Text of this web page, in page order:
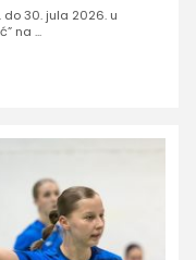
do 30. jula 2026. u
na ...